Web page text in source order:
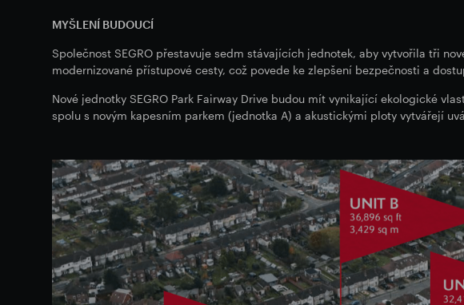
MYŠLENÍ BUDOUCÍ
Společnost SEGRO přestavuje sedm stávajících jednotek, aby vytvořila tři
modernizované přístupové cesty, což povede ke zlepšení bezpečnosti a
Nové jednotky SEGRO Park Fairway Drive budou mít vynikající ekologické
spolu s novým kapesním parkem (jednotka A) a akustickými ploty vytvářejí